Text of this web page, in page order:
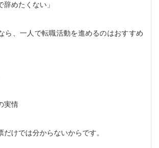
辞めたくない」
ら、一人で転職活動を進めるのはおすすめ
実情
だけでは分からないからです。